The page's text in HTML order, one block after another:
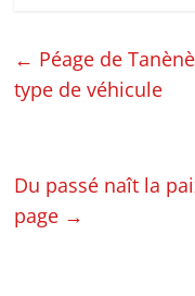
← Péage de
type de véhicule
Du passé naît la
page →